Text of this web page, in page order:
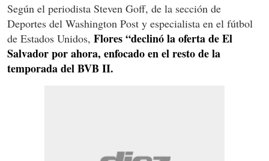
Según el periodista Steven Goff, de la sección de
Deportes del Washington Post y especialista en el fútbol
de Estados Unidos, Flores “declinó la oferta de El
Salvador por ahora, enfocado en el resto de la
temporada del BVB II.